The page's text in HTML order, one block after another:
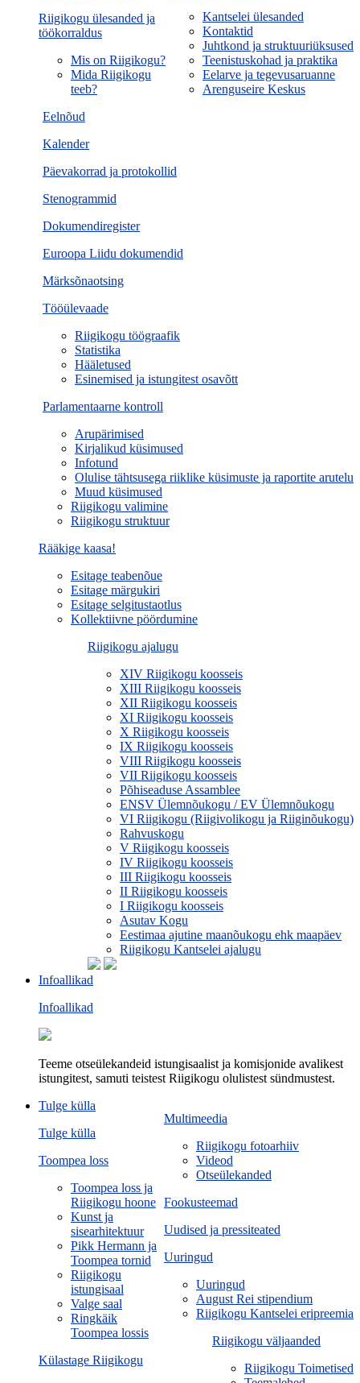
Kantselei ülesanded
Kontaktid
Juhtkond ja struktuuriüksused
Teenistuskohad ja praktika
Eelarve ja tegevusaruanne
Arenguseire Keskus
Eelnõud
Kalender
Päevakorrad ja protokollid
Stenogrammid
Dokumendiregister
Euroopa Liidu dokumendid
Märksõnaotsing
Tööülevaade
Riigikogu töögraafik
Statistika
Hääletused
Esinemised ja istungitest osavõtt
Parlamentaarne kontroll
Arupärimised
Kirjalikud küsimused
Infotund
Olulise tähtsusega riiklike küsimuste ja raportite arutelu
Muud küsimused
Riigikogu ülesanded ja
töökorraldus
Mis on Riigikogu?
Mida Riigikogu
teeb?
Riigikogu valimine
Riigikogu struktuur
Rääkige kaasa!
Esitage teabenõue
Esitage märgukiri
Esitage selgitustaotlus
Kollektiivne pöördumine
Riigikogu ajalugu
XIV Riigikogu koosseis
XIII Riigikogu koosseis
XII Riigikogu koosseis
XI Riigikogu koosseis
X Riigikogu koosseis
IX Riigikogu koosseis
VIII Riigikogu koosseis
VII Riigikogu koosseis
Põhiseaduse Assamblee
ENSV Ülemnõukogu / EV Ülemnõukogu
VI Riigikogu (Riigivolikogu ja Riiginõukogu)
Rahvuskogu
V Riigikogu koosseis
IV Riigikogu koosseis
III Riigikogu koosseis
II Riigikogu koosseis
I Riigikogu koosseis
Asutav Kogu
Eestimaa ajutine maanõukogu ehk maapäev
Riigikogu Kantselei ajalugu
Infoallikad
Infoallikad
Teeme otseülekandeid istungisaalist ja komisjonide avalikest
istungitest, samuti teistest Riigikogu olulistest sündmustest.
Multimeedia
Riigikogu fotoarhiiv
Videod
Otseülekanded
Fookusteemad
Uudised ja pressiteated
Uuringud
Uuringud
August Rei stipendium
Riigikogu Kantselei eripreemia
Riigikogu väljaanded
Riigikogu Toimetised
Tulge külla
Tulge külla
Toompea loss
Toompea loss ja
Riigikogu hoone
Kunst ja
sisearhitektuur
Pikk Hermann ja
Toompea tornid
Riigikogu
istungisaal
Valge saal
Ringkäik
Toompea lossis
Külastage Riigikogu